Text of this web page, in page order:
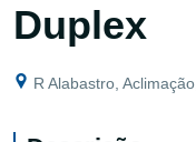
Duplex
R Alabastro,